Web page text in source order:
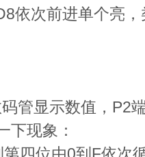
依次前进单个亮
管显示数值，P2
下现象：